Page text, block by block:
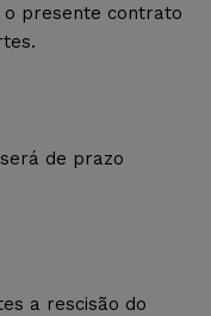
o presente contrato
de prazo
a rescisão do